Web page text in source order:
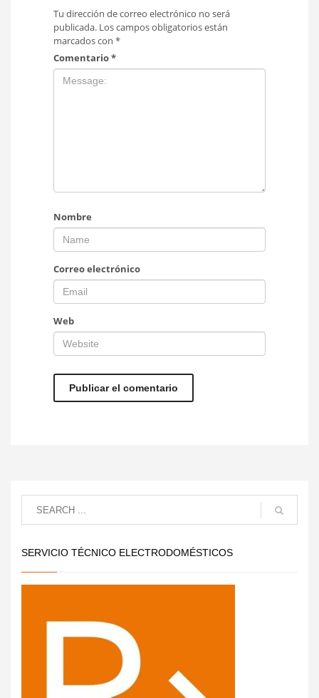
Tu dirección de correo electrónico no será
publicada. Los campos obligatorios están
marcados con *
Comentario*
Nombre
Correo electrónico
Web
SERVICIO TÉCNICO ELECTRODOMÉSTICOS